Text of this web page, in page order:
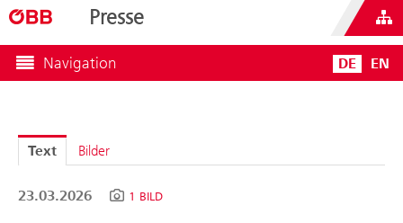
Presse
Navigation DE EN
Text Bilder
23.03.2026 1 BILD